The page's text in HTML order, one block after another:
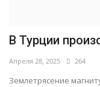
В Турции
Апреля 28, 2025 264
Землетрясение